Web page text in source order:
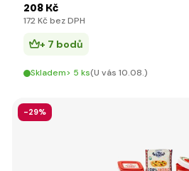
208 Kč
172 Kč bez DPH
+ 7 bodů
Skladem> 5 ks(U vás 10.08.)
-29%